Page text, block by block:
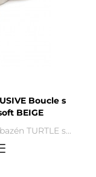
Boucle s
BEIGE
TURTLE s...